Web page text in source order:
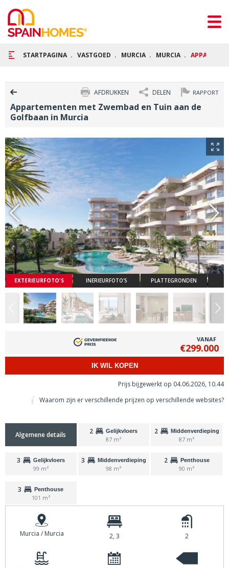
STARTPAGINA VASTGOED MURCIA MURCIA
RAPPORT
DELEN
AFDRUKKEN
Appartementen met Zwembad en Tuin aan de
Golfbaan in Murcia
EXTERIEURFOTO'S INERIEURFOTO'S PLATTEGRONDEN
VANAF
€299.000
IK WIL KOPEN
Prijs bijgewerkt op 04.06.2026, 10.44
Waarom zijn er verschillende prijzen op verschillende websites?
Algemene details 2 Gelijkvloers
87 m²
2 Middenverdieping
87 m²
3 Gelijkvloers
99 m²
3 Middenverdieping
98 m²
2 Penthouse
90 m²
3 Penthouse
101 m²
Murcia / Murcia 2, 3 2